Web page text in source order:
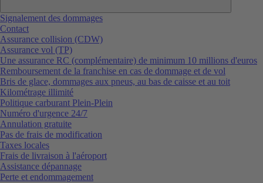
Signalement des dommages
Contact
Assurance collision (CDW)
Assurance vol (TP)
Une assurance RC (complémentaire) de minimum 10 millions d'euros
Remboursement de la franchise en cas de dommage et de vol
Bris de glace, dommages aux pneus, au bas de caisse et au toit
Kilométrage illimité
Politique carburant Plein-Plein
Numéro d'urgence 24/7
Annulation gratuite
Pas de frais de modification
Taxes locales
Frais de livraison à l'aéroport
Assistance dépannage
Perte et endommagement